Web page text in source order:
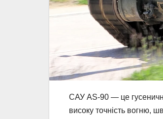
САУ AS-90 — це
високу точність вогню,